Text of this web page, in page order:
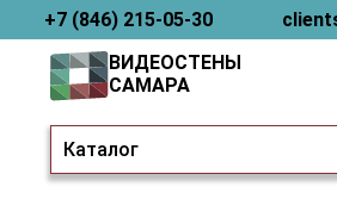
+7 (846) 215-05-30
Каталог
ВИДЕОСТЕНЫ
САМАРА